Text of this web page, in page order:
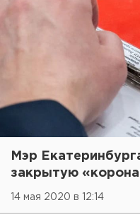
Мэр
закрытую
14 мая 2020 в 12:14